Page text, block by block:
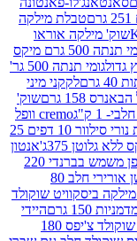
מילקה
אוראו
גומי תנתה 500 גרם מיקס
גומי תנתה 500 גר'
מיני
שוק'
cremo וופל
אצות נורי סילוור 10 דפים 25
אנטון
אנטון ברג מרציפן משמש בברנדי 220
שוקולד רושן אורירי חלב 80
שוקולד
היידי
טוניס שוקולד חלב עם עוגיות שוקולד צ'יפס 180